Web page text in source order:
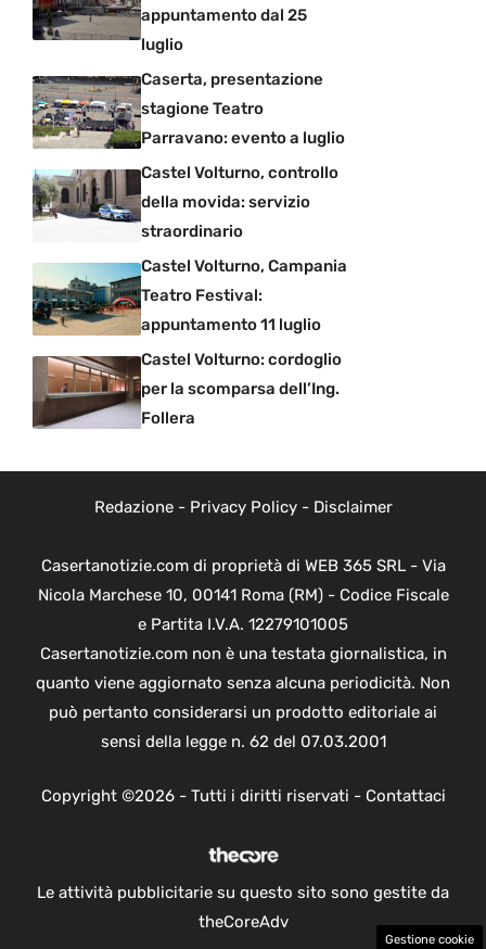
appuntamento dal 25
luglio
Caserta, presentazione
stagione Teatro
Parravano: evento a luglio
Castel Volturno, controllo
della movida: servizio
straordinario
Castel Volturno, Campania
Teatro Festival:
appuntamento 11 luglio
Castel Volturno: cordoglio
per la scomparsa dell’Ing.
Follera
Redazione- Privacy Policy- Disclaimer
Casertanotizie.com di proprietà di WEB 365 SRL - Via
Nicola Marchese 10, 00141 Roma (RM) - Codice Fiscale
e Partita I.V.A. 12279101005
Casertanotizie.com non è una testata giornalistica, in
quanto viene aggiornato senza alcuna periodicità. Non
può pertanto considerarsi un prodotto editoriale ai
sensi della legge n. 62 del 07.03.2001
Copyright ©2026 - Tutti i diritti riservati - Contattaci
Le attività pubblicitarie su questo sito sono gestite da
theCoreAdv
Gestione cookie